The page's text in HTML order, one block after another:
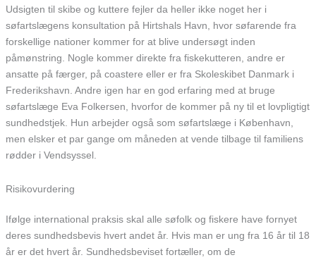
Udsigten til skibe og kuttere fejler da heller ikke noget her i
søfartslægens konsultation på Hirtshals Havn, hvor søfarende fra
forskellige nationer kommer for at blive undersøgt inden
påmønstring. Nogle kommer direkte fra fiskekutteren, andre er
ansatte på færger, på coastere eller er fra Skoleskibet Danmark i
Frederikshavn. Andre igen har en god erfaring med at bruge
søfartslæge Eva Folkersen, hvorfor de kommer på ny til et lovpligtigt
sundhedstjek. Hun arbejder også som søfartslæge i København,
men elsker et par gange om måneden at vende tilbage til familiens
rødder i Vendsyssel.
Risikovurdering
Ifølge international praksis skal alle søfolk og fiskere have fornyet
deres sundhedsbevis hvert andet år. Hvis man er ung fra 16 år til 18
år er det hvert år. Sundhedsbeviset fortæller, om de